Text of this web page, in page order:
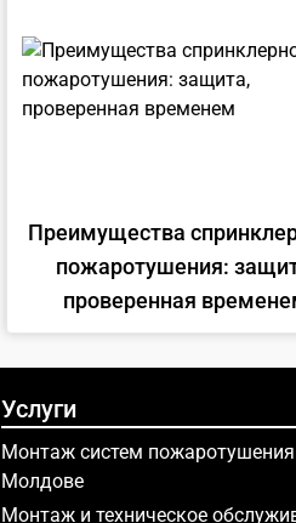
Преимущества
пожаротушения:
проверенная
Услуги
Монтаж систем
Молдове
Монтаж и техническое